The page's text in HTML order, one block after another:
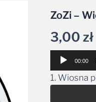
ZoZi –
3,00zł
Odtwarzacz
plików
00:00
1. Wiosna